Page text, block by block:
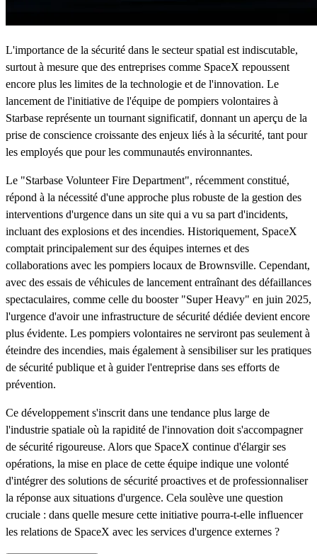
L'importance de la sécurité dans le secteur spatial est indiscutable,
surtout à mesure que des entreprises comme SpaceX repoussent
encore plus les limites de la technologie et de l'innovation. Le
lancement de l'initiative de l'équipe de pompiers volontaires à
Starbase représente un tournant significatif, donnant un aperçu de la
prise de conscience croissante des enjeux liés à la sécurité, tant pour
les employés que pour les communautés environnantes.
Le "Starbase Volunteer Fire Department", récemment constitué,
répond à la nécessité d'une approche plus robuste de la gestion des
interventions d'urgence dans un site qui a vu sa part d'incidents,
incluant des explosions et des incendies. Historiquement, SpaceX
comptait principalement sur des équipes internes et des
collaborations avec les pompiers locaux de Brownsville. Cependant,
avec des essais de véhicules de lancement entraînant des défaillances
spectaculaires, comme celle du booster "Super Heavy" en juin 2025,
l'urgence d'avoir une infrastructure de sécurité dédiée devient encore
plus évidente. Les pompiers volontaires ne serviront pas seulement à
éteindre des incendies, mais également à sensibiliser sur les pratiques
de sécurité publique et à guider l'entreprise dans ses efforts de
prévention.
Ce développement s'inscrit dans une tendance plus large de
l'industrie spatiale où la rapidité de l'innovation doit s'accompagner
de sécurité rigoureuse. Alors que SpaceX continue d'élargir ses
opérations, la mise en place de cette équipe indique une volonté
d'intégrer des solutions de sécurité proactives et de professionnaliser
la réponse aux situations d'urgence. Cela soulève une question
cruciale : dans quelle mesure cette initiative pourra-t-elle influencer
les relations de SpaceX avec les services d'urgence externes ?